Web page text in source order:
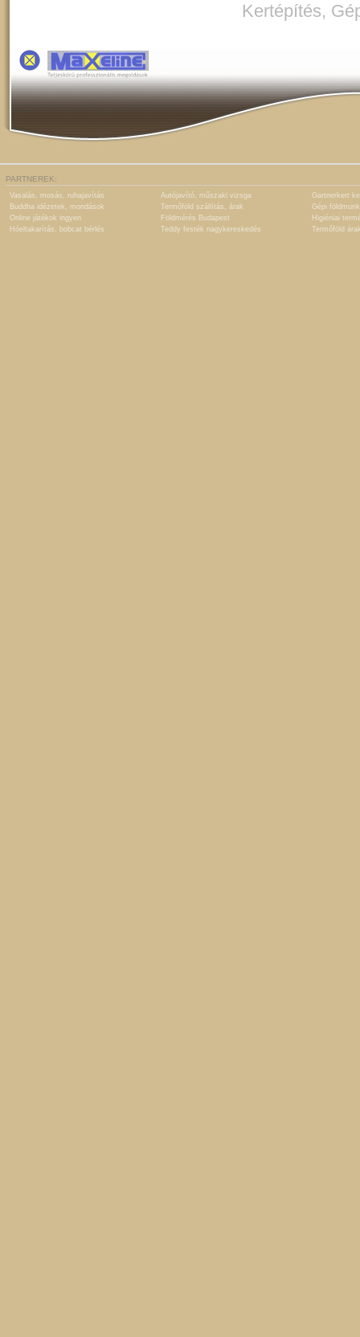
Kertépítés,
PARTNEREK:
Vasalás, mosás, ruhajavítás Autójavító, műszaki vizsga
Gartnerkert
Buddha idézetek, mondások
Termőföld szállítás, árak
Gépi
Online játékok ingyen
Földmérés Budapest
Higiéniai
Hóeltakarítás, bobcat bérlés
Teddy festék nagykereskedés Termőföld